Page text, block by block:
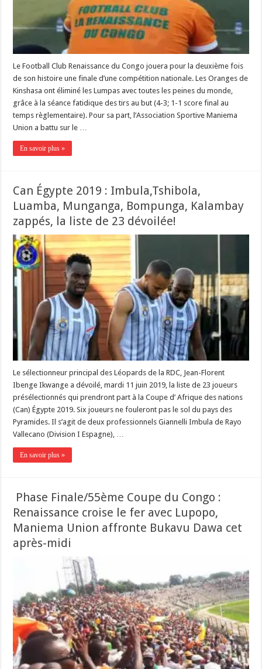
Le Football Club Renaissance du Congo jouera pour la deuxième fois
de son histoire une finale d’une compétition nationale. Les Oranges de
Kinshasa ont éliminé les Lumpas avec toutes les peines du monde,
grâce à la séance fatidique des tirs au but (4-3; 1-1 score final au
temps règlementaire). Pour sa part, l’Association Sportive Maniema
Union a battu sur le …
En savoir plus »
Can Égypte 2019 : Imbula,Tshibola,
Luamba, Munganga, Bompunga, Kalambay
zappés, la liste de 23 dévoilée!
Le sélectionneur principal des Léopards de la RDC, Jean-Florent
Ibenge Ikwange a dévoilé, mardi 11 juin 2019, la liste de 23 joueurs
présélectionnés qui prendront part à la Coupe d’ Afrique des nations
(Can) Égypte 2019. Six joueurs ne fouleront pas le sol du pays des
Pyramides. Il s’agit de deux professionnels Giannelli Imbula de Rayo
Vallecano (Division I Espagne), …
En savoir plus »
Phase Finale/55ème Coupe du Congo :
Renaissance croise le fer avec Lupopo,
Maniema Union affronte Bukavu Dawa cet
après-midi